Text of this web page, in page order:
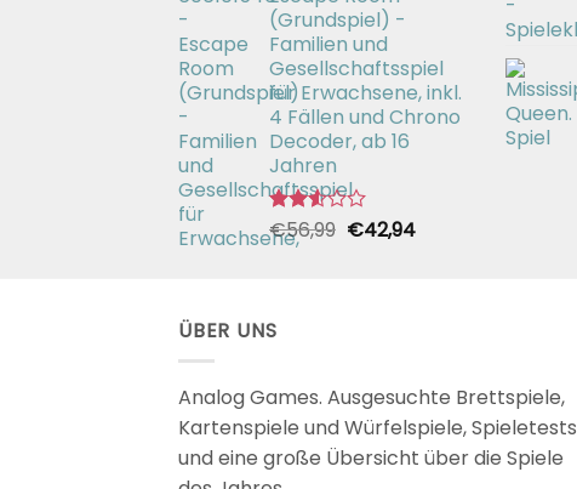
(Grundspiel) -
Familien und
Gesellschaftsspiel
für Erwachsene, inkl.
4 Fällen und Chrono
Decoder, ab 16
Jahren
Bewertet
mit
€56,99 Ursprünglicher
€42,94Aktueller
ÜBER UNS
Analog Games. Ausgesuchte Brettspiele,
Kartenspiele und Würfelspiele, Spieletests
und eine große Übersicht über die Spiele